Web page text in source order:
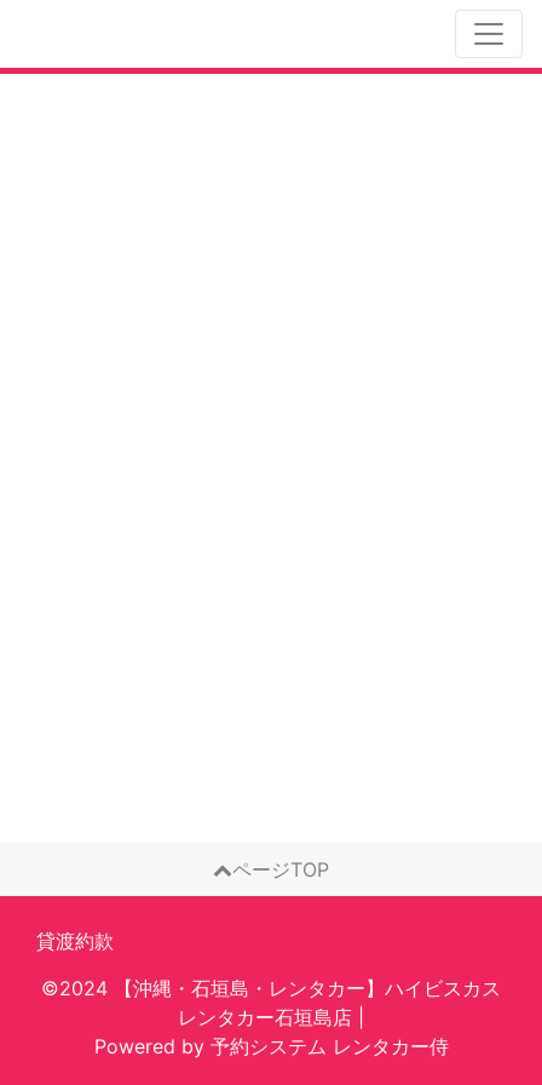
ページTOP
貸渡約款
©2024 【沖縄・石垣島・レンタカー】ハイビスカス
レンタカー石垣島店
Powered by 予約システム レンタカー侍